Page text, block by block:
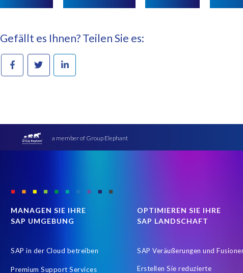
Gefällt es Ihnen? Teilen Sie es:
a member of Group Elephant
MANAGEN SIE IHRE
SAP UMGEBUNG
SAP in der Cloud betreiben
Premium Support Services
OPTIMIEREN SIE IHRE
SAP LANDSCHAFT
SAP Veräußerungen und
Erstellen Sie reduzierte